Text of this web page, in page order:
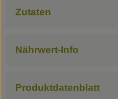
Zutaten
Nährwert-Info
Produktdatenblatt